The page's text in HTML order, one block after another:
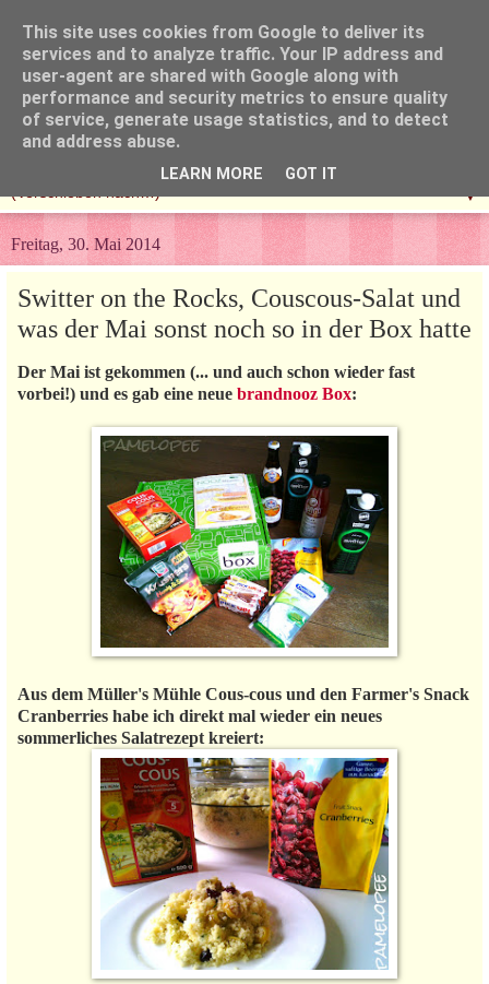
▼
Freitag, 30. Mai 2014
Switter on the Rocks, Couscous-Salat und
was der Mai sonst noch so in der Box hatte
Der Mai ist gekommen (... und auch schon wieder fast
vorbei!) und es gab eine neue brandnooz Box:
Aus dem Müller's Mühle Cous-cous und den Farmer's Snack
Cranberries habe ich direkt mal wieder ein neues
sommerliches Salatrezept kreiert:
This site uses cookies from Google to deliver its
services and to analyze traffic. Your IP address and
user-agent are shared with Google along with
performance and security metrics to ensure quality
of service, generate usage statistics, and to detect
and address abuse.
LEARN MORE GOT IT